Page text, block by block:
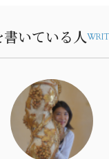
書いている人